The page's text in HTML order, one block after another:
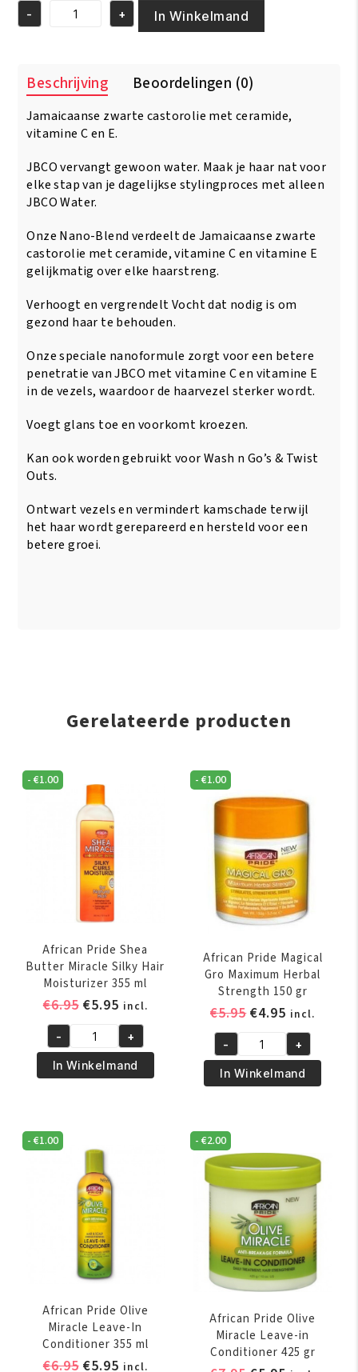
€10.95. €8.95.
As
Black
Castor
Oil
Water
Vitamin
16
oz/237ml
aantal
- + In Winkelmand
Beschrijving Beoordelingen (0)
Jamaicaanse zwarte castorolie met ceramide,
vitamine C en E.
JBCO vervangt gewoon water. Maak je haar nat voor
elke stap van je dagelijkse stylingproces met alleen
JBCO Water.
Onze Nano-Blend verdeelt de Jamaicaanse zwarte
castorolie met ceramide, vitamine C en vitamine E
gelijkmatig over elke haarstreng.
Verhoogt en vergrendelt Vocht dat nodig is om
gezond haar te behouden.
Onze speciale nanoformule zorgt voor een betere
penetratie van JBCO met vitamine C en vitamine E
in de vezels, waardoor de haarvezel sterker wordt.
Voegt glans toe en voorkomt kroezen.
Kan ook worden gebruikt voor Wash n Go’s & Twist
Outs.
Ontwart vezels en vermindert kamschade terwijl
het haar wordt gerepareerd en hersteld voor een
betere groei.
Gerelateerde producten
-€1.00
African Pride Shea
Butter Miracle Silky Hair
Moisturizer 355 ml
€6.95 Oorspronkelijke
was:
€6.95.
€5.95Huidige
prijs
is:
€5.95.
incl.
African
Pride
Shea
Silky
Moisturizer
aantal
- +
In Winkelmand
-€1.00
African Pride Magical
Gro Maximum Herbal
Strength 150 gr
€5.95
was:
€5.95.
€4.95 Huidige
prijs
is:
€4.95.
incl.
African
Pride
Magical
Maximum
Herbal
Strength
150
aantal
- +
In Winkelmand
-€1.00
African Pride Olive
Miracle Leave-In
Conditioner 355 ml
€6.95 Oorspronkelijke
€5.95Huidige
incl.
-€2.00
African Pride Olive
Miracle Leave-in
Conditioner 425 gr